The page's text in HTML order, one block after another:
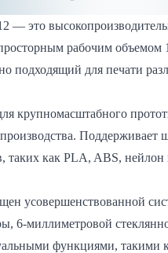
— это
рабочим объемом
подходящий для печати
крупномасштабного
Поддерживает
таких как PLA, ABS, нейлон
усовершенствованной
6-миллиметровой
функциями, такими